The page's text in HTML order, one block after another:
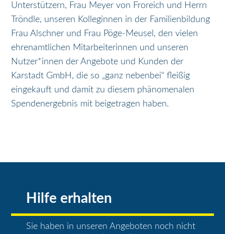
Unterstützern, Frau Meyer von Froreich und Herrn
Tröndle, unseren Kolleginnen in der Familienbildung
Frau Alschner und Frau Pöge-Meusel, den vielen
ehrenamtlichen Mitarbeiterinnen und unseren
Nutzer*innen der Angebote und Kunden der
Karstadt GmbH, die so „ganz nebenbei“ fleißig
eingekauft und damit zu diesem phänomenalen
Spendenergebnis mit beigetragen haben.
Hilfe erhalten
Sie haben in unseren Angeboten noch nicht